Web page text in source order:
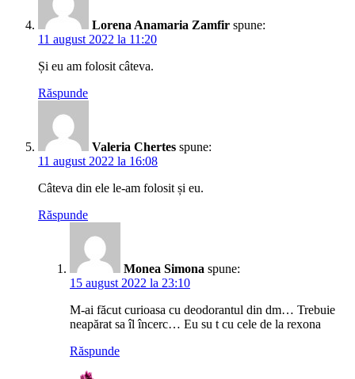
Lorena Anamaria Zamfir spune:
11 august 2022 la 11:20
Și eu am folosit câteva.
Răspunde
Valeria Chertes spune:
11 august 2022 la 16:08
Câteva din ele le-am folosit și eu.
Răspunde
Monea Simona spune:
15 august 2022 la 23:10
M-ai făcut curioasa cu deodorantul din dm… Trebuie
neapărat sa îl încerc… Eu su t cu cele de la rexona
Răspunde